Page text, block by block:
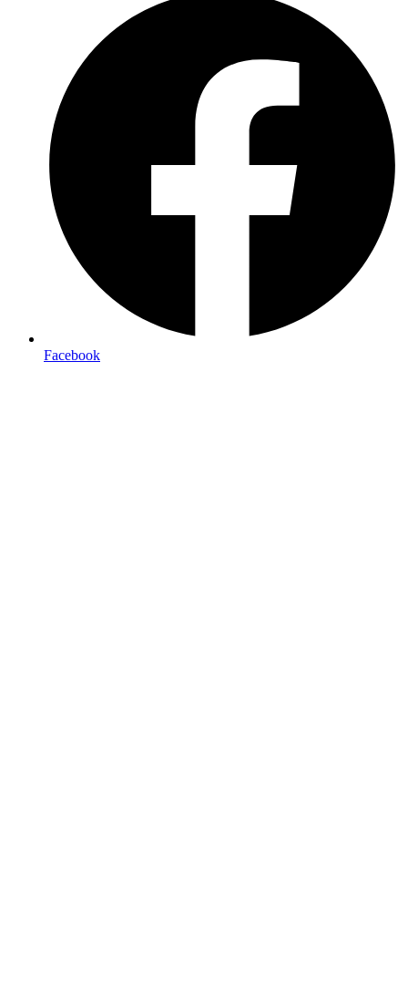
Facebook